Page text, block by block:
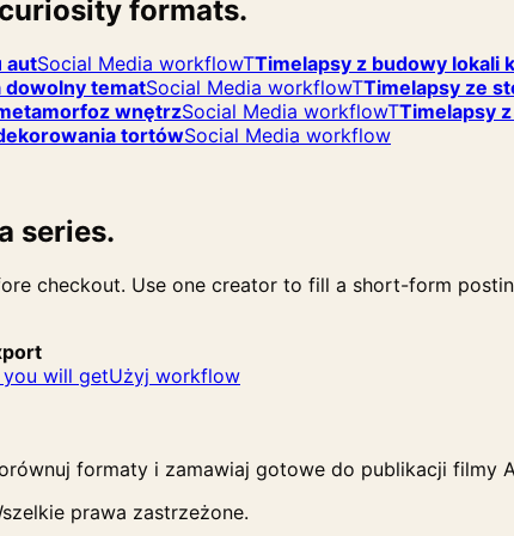
formats.
autSocial Media workflowTTimelapsy z budowy lokali
dowolny tematSocial Media workflowTTimelapsy ze
wnętrzSocial Media workflowTTimelapsy
tortówSocial Media workflow
series.
checkout. Use one creator to fill a short-form
will getUżyj workflow
formaty i zamawiaj gotowe do publikacji filmy
prawa zastrzeżone.